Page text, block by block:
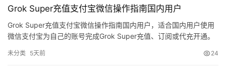
Grok Super充值支付宝微信操作指南国内用户
Grok Super充值支付宝微信操作指南国内用户，适合国内用户使用
微信支付宝为自己的账号完成Grok Super充值、订阅或代充开通。
未分类 5天前 24